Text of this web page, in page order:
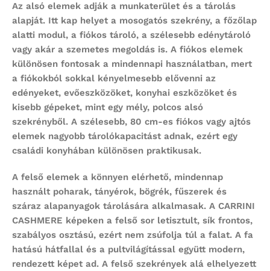
Az alsó elemek adják a munkaterület és a tárolás
alapját. Itt kap helyet a mosogatós szekrény, a főzőlap
alatti modul, a fiókos tároló, a szélesebb edénytároló
vagy akár a szemetes megoldás is. A fiókos elemek
különösen fontosak a mindennapi használatban, mert
a fiókokból sokkal kényelmesebb elővenni az
edényeket, evőeszközöket, konyhai eszközöket és
kisebb gépeket, mint egy mély, polcos alsó
szekrényből. A szélesebb, 80 cm-es fiókos vagy ajtós
elemek nagyobb tárolókapacitást adnak, ezért egy
családi konyhában különösen praktikusak.
A felső elemek a könnyen elérhető, mindennap
használt poharak, tányérok, bögrék, fűszerek és
száraz alapanyagok tárolására alkalmasak. A CARRINI
CASHMERE képeken a felső sor letisztult, sík frontos,
szabályos osztású, ezért nem zsúfolja túl a falat. A fa
hatású hátfallal és a pultvilágítással együtt modern,
rendezett képet ad. A felső szekrények alá elhelyezett